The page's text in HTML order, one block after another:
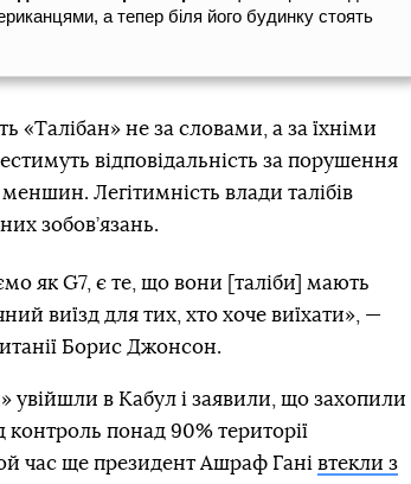
а тепер біля його будинку стоять
«Талібан» не за словами, а за їхніми
відповідальність за порушення
Легітимність влади талібів
зобов’язань.
як G7, є те, що вони [таліби] мають
виїзд для тих, хто хоче виїхати», —
Борис Джонсон.
увійшли в Кабул і заявили, що захопили
контроль понад 90% території
час ще президент Ашраф Гані втекли з